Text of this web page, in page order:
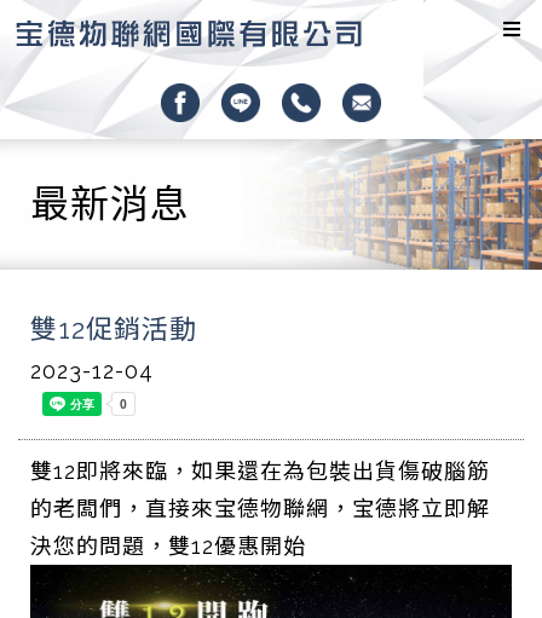
最新消息
雙12促銷活動
2023-12-04
雙12即將來臨，如果還在為包裝出貨傷破腦筋
的老闆們，直接來宝德物聯網，宝德將立即解
決您的問題，雙12優惠開始